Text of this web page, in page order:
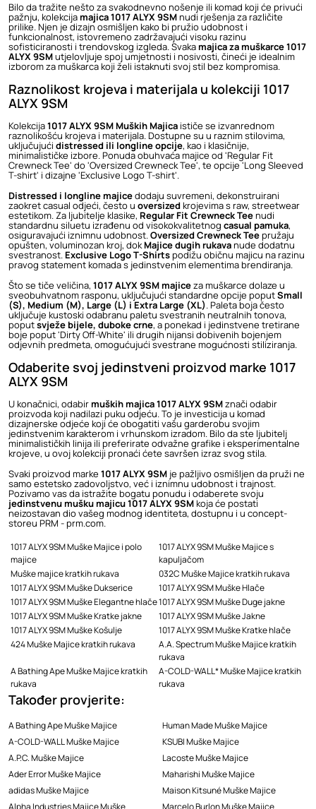
Bilo da tražite nešto za svakodnevno nošenje ili komad koji će privući
pažnju, kolekcijamajica 1017 ALYX 9SMnudi rješenja za različite
prilike. Njen je dizajn osmišljen kako bi pružio udobnost i
funkcionalnost, istovremeno zadržavajući visoku razinu
sofisticiranosti i trendovskog izgleda. Svakamajica za muškarce 1017
ALYX 9SMutjelovljuje spoj umjetnosti i nosivosti, čineći je idealnim
izborom za muškarca koji želi istaknuti svoj stil bez kompromisa.
Raznolikost krojeva i materijala u kolekciji 1017
ALYX 9SM
Kolekcija1017 ALYX 9SM Muških Majica ističe se izvanrednom
raznolikošću krojeva i materijala. Dostupne su u raznim stilovima,
uključujući distressed ili longline opcije, kao i klasičnije,
minimalističke izbore. Ponuda obuhvaća majice od 'Regular Fit
Crewneck Tee' do 'Oversized Crewneck Tee', te opcije 'Long Sleeved
T-shirt' i dizajne 'Exclusive Logo T-shirt'.
Distressed i longline majicedodaju suvremeni, dekonstruirani
zaokret casual odjeći, često u oversizedkrojevima s raw, streetwear
estetikom. Za ljubitelje klasike, Regular Fit Crewneck Teenudi
standardnu siluetu izrađenu od visokokvalitetnog casual pamuka,
osiguravajući iznimnu udobnost.Oversized Crewneck Teepružaju
opušten, voluminozan kroj, dokMajice dugih rukavanude dodatnu
svestranost.Exclusive Logo T-Shirtspodižu običnu majicu na razinu
pravog statement komada s jedinstvenim elementima brendiranja.
Što se tiče veličina, 1017 ALYX 9SM majiceza muškarce dolaze u
sveobuhvatnom rasponu, uključujući standardne opcije poputSmall
(S), Medium (M), Large (L) i Extra Large (XL). Paleta boja često
uključuje kustoski odabranu paletu svestranih neutralnih tonova,
poputsvježe bijele, duboke crne, a ponekad i jedinstvene tretirane
boje poput 'Dirty Off-White' ili drugih nijansi dobivenih bojenjem
odjevnih predmeta, omogućujući svestrane mogućnosti stiliziranja.
Odaberite svoj jedinstveni proizvod marke 1017
ALYX 9SM
U konačnici, odabirmuških majica 1017 ALYX 9SMznači odabir
proizvoda koji nadilazi puku odjeću. To je investicija u komad
dizajnerske odjeće koji će obogatiti vašu garderobu svojim
jedinstvenim karakterom i vrhunskom izradom. Bilo da ste ljubitelj
minimalističkih linija ili preferirate odvažne grafike i eksperimentalne
krojeve, u ovoj kolekciji pronaći ćete savršen izraz svog stila.
Svaki proizvod marke 1017 ALYX 9SM je pažljivo osmišljen da pruži ne
samo estetsko zadovoljstvo, već i iznimnu udobnost i trajnost.
Pozivamo vas da istražite bogatu ponudu i odaberete svoju
jedinstvenu mušku majicu 1017 ALYX 9SMkoja će postati
neizostavan dio vašeg modnog identiteta, dostupnu i u concept-
storeu PRM - prm.com.
1017 ALYX 9SM Muške Majice i polo
majice
1017 ALYX 9SM Muške Majice s
kapuljačom
Muške majice kratkih rukava
032C Muške Majice kratkih rukava
1017 ALYX 9SM Muške Dukserice
1017 ALYX 9SM Muške Hlače
1017 ALYX 9SM Muške Elegantne hlače1017 ALYX 9SM Muške Duge jakne
1017 ALYX 9SM Muške Kratke jakne
1017 ALYX 9SM Muške Jakne
1017 ALYX 9SM Muške Košulje
1017 ALYX 9SM Muške Kratke hlače
424 Muške Majice kratkih rukava
A.A. Spectrum Muške Majice kratkih
rukava
A Bathing Ape Muške Majice kratkih
rukava
A-COLD-WALL* Muške Majice kratkih
rukava
Također provjerite:
A Bathing Ape Muške Majice
A-COLD-WALL Muške Majice
A.P.C. Muške Majice
Ader Error Muške Majice
adidas Muške Majice
Alpha Industries Majice Muške
Human Made Muške Majice
KSUBI Muške Majice
Lacoste Muške Majice
Maharishi Muške Majice
Maison Kitsuné Muške Majice
Marcelo Burlon Muške Majice